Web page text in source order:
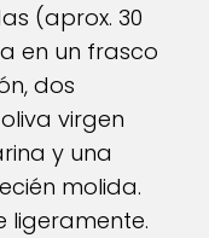
(aprox. 30
en un frasco
dos
virgen
y una
molida.
ligeramente.